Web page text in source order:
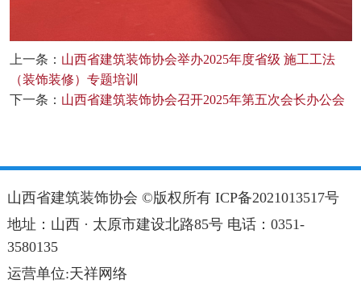
上一条： 山西省建筑装饰协会举办2025年度省级 施工工法
（装饰装修）专题培训
下一条： 山西省建筑装饰协会召开2025年第五次会长办公会
山西省建筑装饰协会 ©版权所有 ICP备2021013517号
地址：山西 · 太原市建设北路85号 电话：0351-
3580135
运营单位:天祥网络